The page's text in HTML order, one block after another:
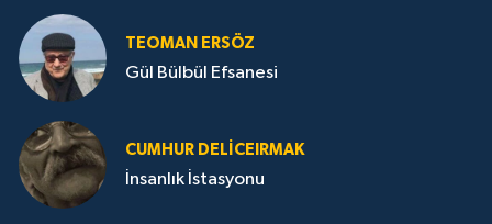
TEOMAN ERSÖZ
Gül Bülbül Efsanesi
CUMHUR DELICEIRMAK
İnsanlık İstasyonu